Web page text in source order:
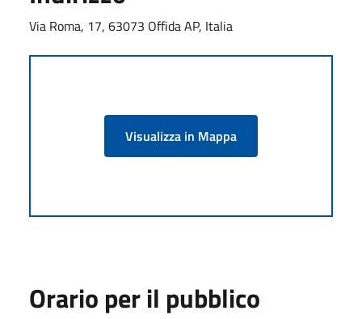
Via Roma, 17, 63073 Offida AP, Italia
Visualizza in Mappa
Orario per il pubblico